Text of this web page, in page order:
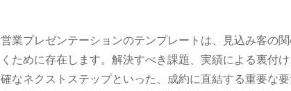
営業プレゼンテーションのテンプレートは、見込み客の
くために存在します。解決すべき課題、実績による裏付
確なネクストステップといった、成約に直結する重要な